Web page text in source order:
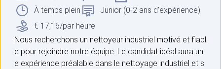
À temps plein
Junior (0-2 ans d'expérience)
€ 17,16/par heure
Nous recherchons un nettoyeur industriel motivé et fiabl
e pour rejoindre notre équipe. Le candidat idéal aura un
e expérience préalable dans le nettoyage industriel et s